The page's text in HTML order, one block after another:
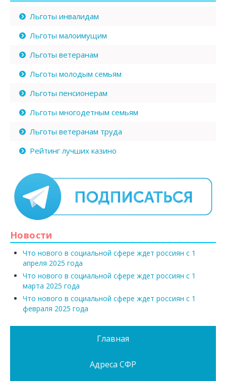
Льготы инвалидам
Льготы малоимущим
Льготы ветеранам
Льготы молодым семьям
Льготы пенсионерам
Льготы многодетным семьям
Льготы ветеранам труда
Рейтинг лучших казино
Новости
Что нового в социальной сфере ждет россиян с 1
апреля 2025 года
Что нового в социальной сфере ждет россиян с 1
марта 2025 года
Что нового в социальной сфере ждет россиян с 1
февраля 2025 года
Главная
Адреса СФР